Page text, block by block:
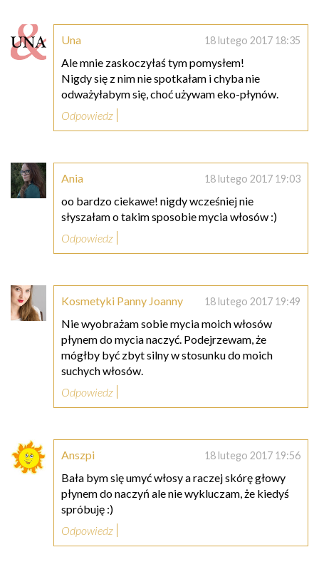
Una 18 lutego 2017 18:35
Ale mnie zaskoczyłaś tym pomysłem!
Nigdy się z nim nie spotkałam i chyba nie
odważyłabym się, choć używam eko-płynów.
Odpowiedz
Ania 18 lutego 2017 19:03
oo bardzo ciekawe! nigdy wcześniej nie
słyszałam o takim sposobie mycia włosów :)
Odpowiedz
Kosmetyki Panny Joanny 18 lutego 2017 19:49
Nie wyobrażam sobie mycia moich włosów
płynem do mycia naczyć. Podejrzewam, że
mógłby być zbyt silny w stosunku do moich
suchych włosów.
Odpowiedz
Anszpi 18 lutego 2017 19:56
Bała bym się umyć włosy a raczej skórę głowy
płynem do naczyń ale nie wykluczam, że kiedyś
spróbuję :)
Odpowiedz